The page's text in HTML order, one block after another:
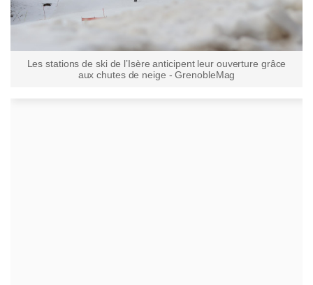
Les stations de ski de l’Isère anticipent leur ouverture grâce
aux chutes de neige - GrenobleMag